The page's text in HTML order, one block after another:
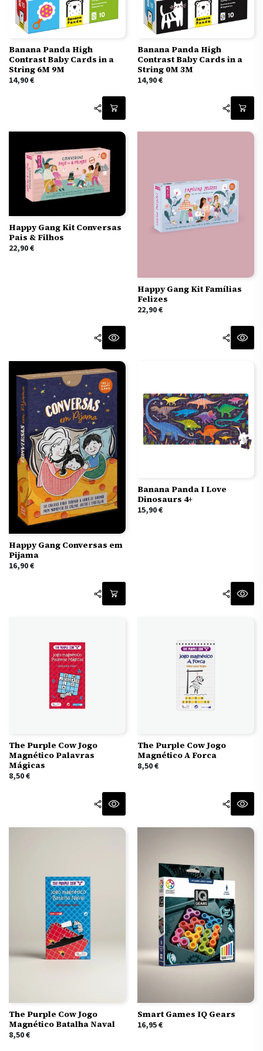
Banana Panda High
Contrast Baby Cards in a
String 6M 9M
14,90€
Banana Panda High
Contrast Baby Cards in a
String 0M 3M
14,90€
Happy Gang Kit Conversas
Pais & Filhos
22,90€
Happy Gang Kit Famílias
Felizes
22,90€
Happy Gang Conversas em
Pijama
16,90€
Banana Panda I Love
Dinosaurs 4+
15,90€
The Purple Cow Jogo
Magnético Palavras
Mágicas
8,50€
The Purple Cow Jogo
Magnético A Forca
8,50€
The Purple Cow Jogo
Magnético Batalha Naval
8,50€
Smart Games IQ Gears
16,95€